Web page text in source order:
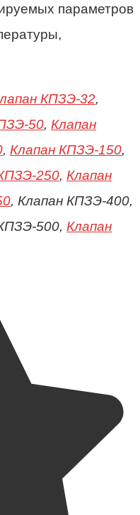
параметров
КПЗЭ-32,
50, Клапан
, Клапан КПЗЭ-150,
250, Клапан
, Клапан КПЗЭ-400,
500, Клапан